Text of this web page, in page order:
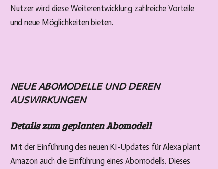
Nutzer wird diese Weiterentwicklung zahlreiche Vorteile
und neue Möglichkeiten bieten.
NEUE ABOMODELLE UND DEREN
AUSWIRKUNGEN
Details zum geplanten Abomodell
Mit der Einführung des neuen KI-Updates für Alexa plant
Amazon auch die Einführung eines Abomodells. Dieses